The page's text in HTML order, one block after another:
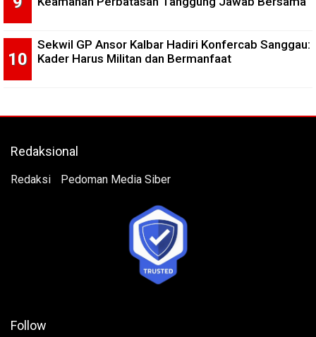
Sekwil GP Ansor Kalbar Hadiri Konfercab Sanggau:
Kader Harus Militan dan Bermanfaat
Redaksional
Redaksi Pedoman Media Siber
Follow